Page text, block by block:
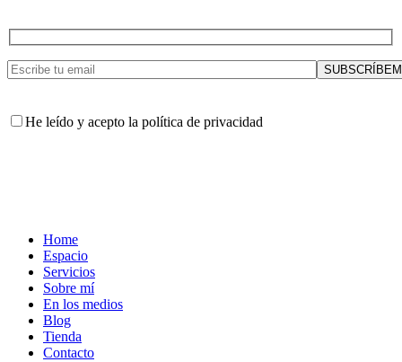
He leído y acepto la política de privacidad
Home
Espacio
Servicios
Sobre mí
En los medios
Blog
Tienda
Contacto